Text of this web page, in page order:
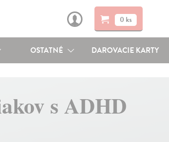
0 ks
OSTATNÉ DAROVACIE KARTY
s ADHD